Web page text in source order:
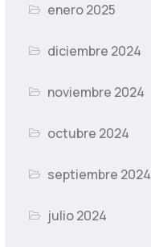
enero 2025
diciembre 2024
noviembre 2024
octubre 2024
septiembre 2024
julio 2024